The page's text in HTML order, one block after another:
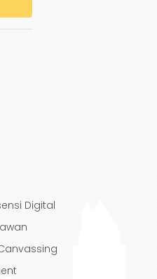
Digital